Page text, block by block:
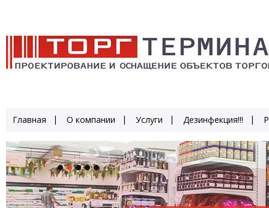
Главная О компании Услуги Дезинфекция!!!